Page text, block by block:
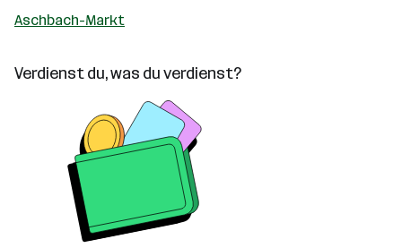
Aschbach-Markt
Verdienst du, was du verdienst?